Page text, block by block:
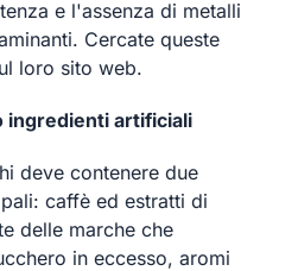
e l'assenza di metalli
Cercate queste
loro sito web.
ingredienti artificiali
deve contenere due
caffè ed estratti di
delle marche che
in eccesso, aromi